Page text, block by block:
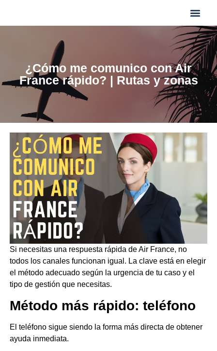
¿Cómo me comunico con Air
France rápido? | Rutas y zonas
Si necesitas una respuesta rápida de Air France, no
todos los canales funcionan igual. La clave está en elegir
el método adecuado según la urgencia de tu caso y el
tipo de gestión que necesitas.
Método más rápido: teléfono
El teléfono sigue siendo la forma más directa de obtener
ayuda inmediata.